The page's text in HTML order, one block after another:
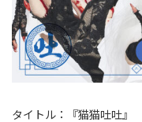
タイトル：『猫猫吐吐』